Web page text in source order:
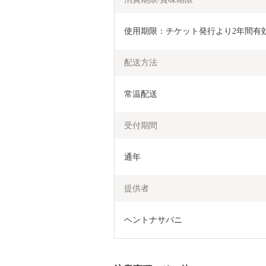
使用期限：チケット発行より2年間有
配送方法
常温配送
受付期間
通年
提供者
ヘントナサバニ